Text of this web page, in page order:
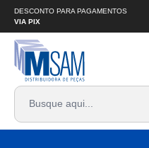
DESCONTO PARA PAGAMENTOS
VIA PIX